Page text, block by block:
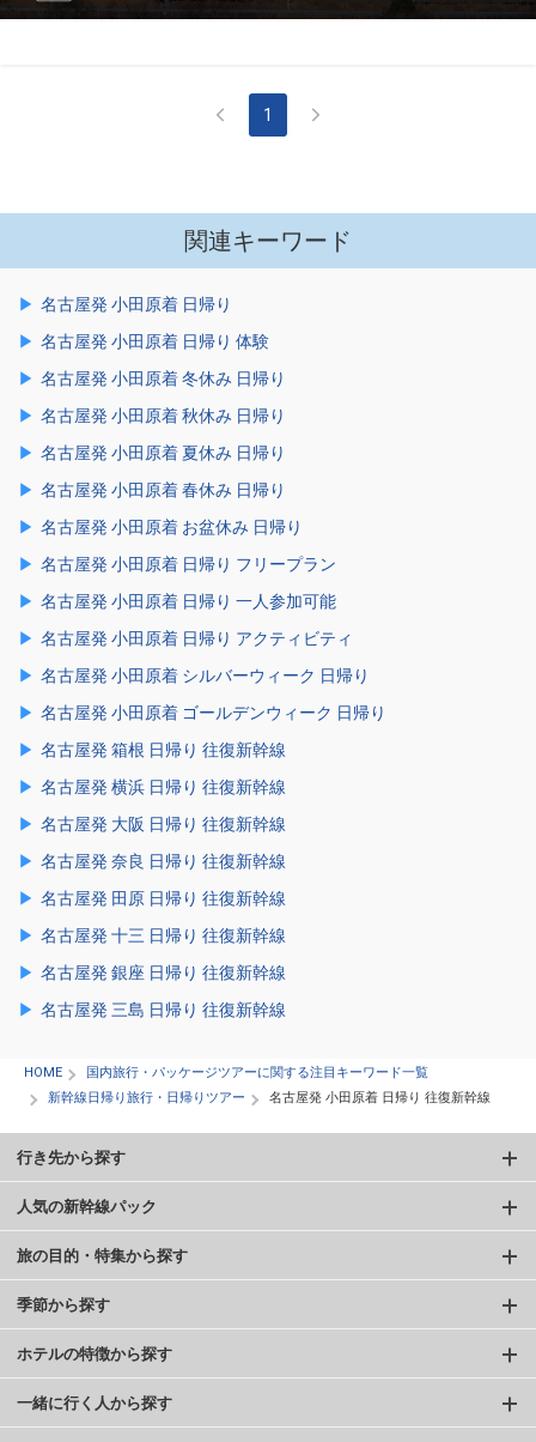
1
関連キーワード
名古屋発 小田原着 日帰り
名古屋発 小田原着 日帰り 体験
名古屋発 小田原着 冬休み 日帰り
名古屋発 小田原着 秋休み 日帰り
名古屋発 小田原着 夏休み 日帰り
名古屋発 小田原着 春休み 日帰り
名古屋発 小田原着 お盆休み 日帰り
名古屋発 小田原着 日帰り フリープラン
名古屋発 小田原着 日帰り 一人参加可能
名古屋発 小田原着 日帰り アクティビティ
名古屋発 小田原着 シルバーウィーク 日帰り
名古屋発 小田原着 ゴールデンウィーク 日帰り
名古屋発 箱根 日帰り 往復新幹線
名古屋発 横浜 日帰り 往復新幹線
名古屋発 大阪 日帰り 往復新幹線
名古屋発 奈良 日帰り 往復新幹線
名古屋発 田原 日帰り 往復新幹線
名古屋発 十三 日帰り 往復新幹線
名古屋発 銀座 日帰り 往復新幹線
名古屋発 三島 日帰り 往復新幹線
HOME
国内旅行・パッケージツアーに関する注目キーワード一覧
新幹線日帰り旅行・日帰りツアー
名古屋発 小田原着 日帰り 往復新幹線
行き先から探す
人気の新幹線パック
旅の目的・特集から探す
季節から探す
ホテルの特徴から探す
一緒に行く人から探す